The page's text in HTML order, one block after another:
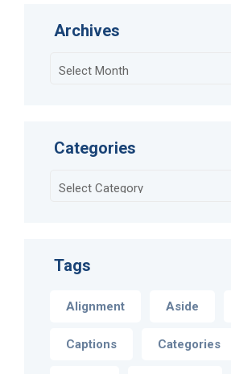
Archives
Categories
Tags
Alignment Aside
Captions Categories